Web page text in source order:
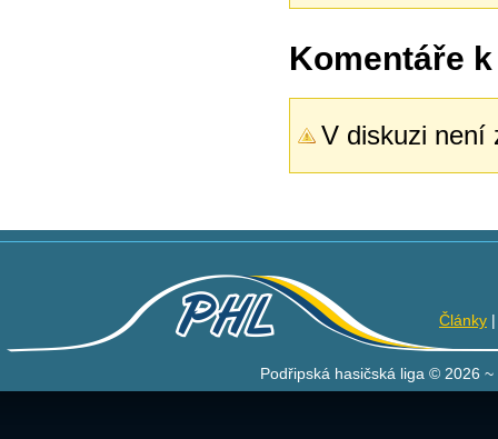
Komentáře
V diskuzi není
Články
Podřipská hasičská liga © 2026